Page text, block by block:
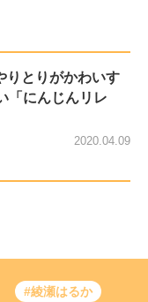
りとりがかわいす
「にんじんリレ
2020.04.09
#綾瀬はるか